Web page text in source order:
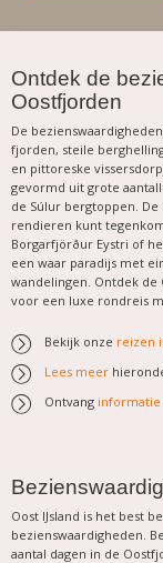
Ontdek de
Oostfjorden
De
fjorden, steile
en pittoreske
gevormd uit grote
de Súlur bergtoppen.
rendieren kunt
Borgarfjörður Eystri of
een waar paradijs met
wandelingen. Ontdek
voor een luxe rondreis
Bekijk onze reizen
Lees meer
Ontvang informatie
Oost IJsland is het best
bezienswaardigheden.
aantal dagen in de